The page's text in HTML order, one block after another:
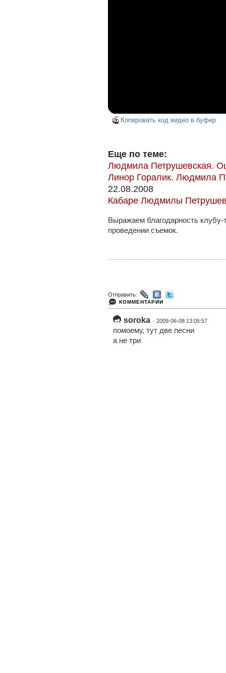
Копировать код видео в буфер
Еще по теме:
Людмила Петрушевская.
Линор Горалик. Людмила
22.08.2008
Кабаре Людмилы
Выражаем благодарность клубу-
проведении съемок.
Отправить:
КОММЕНТАРИИ
soroka · 2009-06-08 13:05:57
помоему, тут две песни
а не три